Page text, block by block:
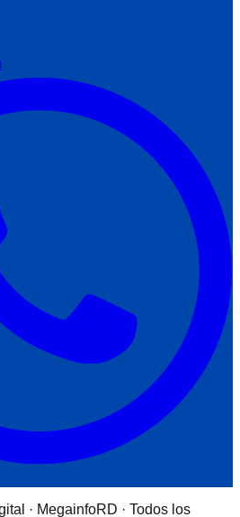
· MegainfoRD · Todos los